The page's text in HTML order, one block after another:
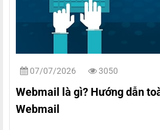
07/07/2026 3050
Webmail là gì? Hướng dẫn
Webmail